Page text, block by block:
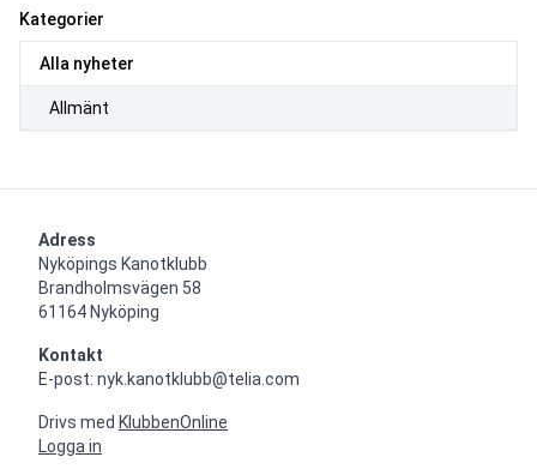
Kategorier
Alla nyheter
Allmänt
Adress
Nyköpings Kanotklubb
Brandholmsvägen 58
61164 Nyköping
Kontakt
E-post: nyk.kanotklubb@telia.com
Drivs med KlubbenOnline
Logga in